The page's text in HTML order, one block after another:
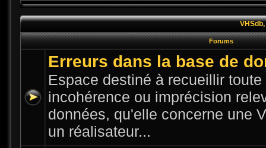
Forums
Erreurs dans la base de
Espace destiné à recueillir
incohérence ou imprécision
données, qu'elle concerne une
un réalisateur...